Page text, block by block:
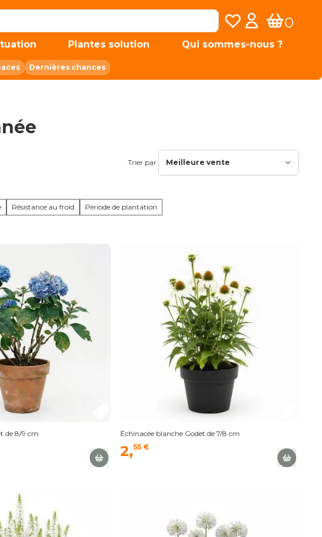
Mes listes de favoris
Mon compte
0
Plantes solution Qui sommes-nous ?
Dernières chances
Trier par
Résistance au froid Période de plantation
de 8/9 cm Échinacée blanche Godet de 7/8 cm
2,55 €